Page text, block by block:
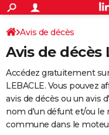
ACTUALITÉS
Politique
Société
Faits Divers
Education
Monde
Villes
+
SPORT
Coupe du monde 2026
Football
Tennis
Cyclisme
Rugby
Forum
Programme TV
TNTStreaming
Cinéma
Sorties cinéma
Musique
+FINANCE
Retraite
Epargne
Immobilier
Risques naturels par ville
Banque
Assurance
AUTO
Essais
Réserver un essai
Citadines
Berlines
SUV
Forum auto
+
Avis de décès
Avis de décès
Accédez gratuitement
LEBACLE. Vous pouvez
avis de décès ou un avis
nom d'un défunt et/ou le
commune dans le